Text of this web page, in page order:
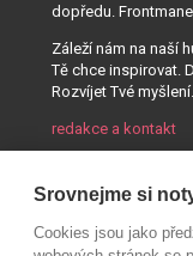
dopředu.
Záleží nám na naší
Tě chce inspirovat.
Rozvíjet Tvé
redakce a kontakt
Srovnejme si
Cookies jsou jako